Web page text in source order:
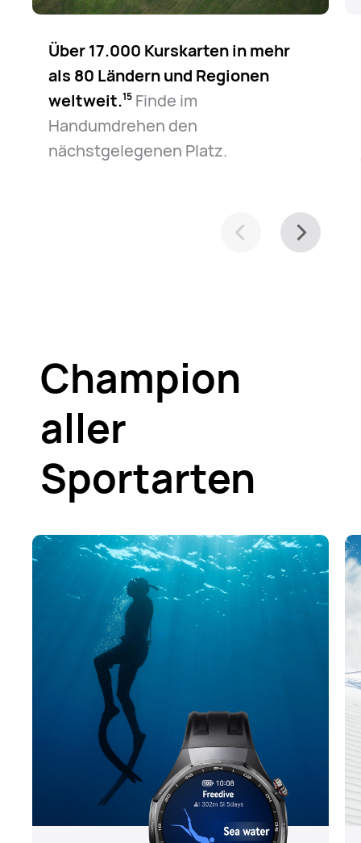
Über 17.000 Kurskarten in mehr
als 80 Ländern und Regionen
weltweit.⁠15Finde im
Handumdrehen den
nächstgelegenen Platz.
Champion
aller
Sportarten